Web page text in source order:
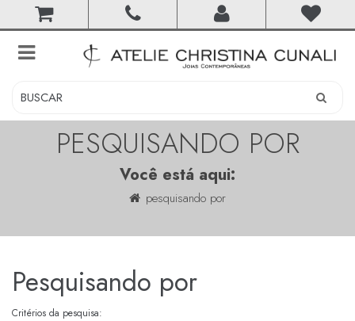
toggle
PESQUISANDO POR
Você está aqui:
pesquisando por
Pesquisando por
Critérios da pesquisa: